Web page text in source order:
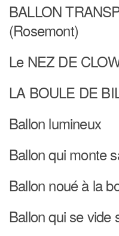
BALLON
(Rosemont)
Le NEZ DE
LA BOULE DE
Ballon lumineux
Ballon qui monte
Ballon noué à la
Ballon qui se vide